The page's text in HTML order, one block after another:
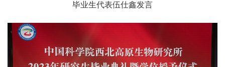
毕业生代表伍仕鑫发言